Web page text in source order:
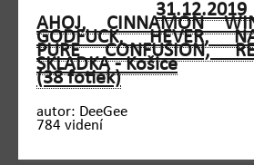
AHOJ, CINNAMON
GODFUCK, HEVER,
PURE CONFUSION,
SKLADKA - Košice
(38 fotiek)
autor: DeeGee
784 videní